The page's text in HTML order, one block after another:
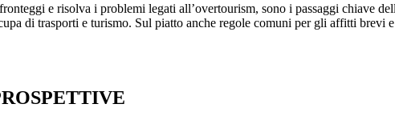
e risolva i problemi legati all’overtourism, sono i passaggi chiave
di trasporti e turismo. Sul piatto anche regole comuni per gli affitti brevi